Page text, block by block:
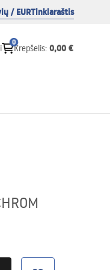
/ EURTinklaraštis
0
Krepšelis: 0,00 €